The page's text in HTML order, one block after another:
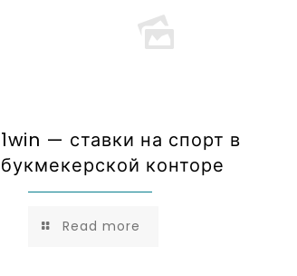
1win — ставки на спорт в
букмекерской конторе
Read more